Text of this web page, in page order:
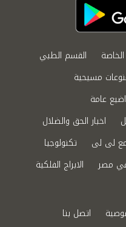
الخاصة
القسم الطبي
مسيحية
عامة
اخبار الحق والضلال
لى لى
تكنولوجيا
مصر
الابراج الفلكية
اتصل بنا